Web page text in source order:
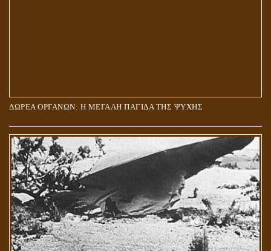
ΔΩΡΕΑ ΟΡΓΑΝΩΝ: Η ΜΕΓΑΛΗ ΠΑΓΙΔΑ ΤΗΣ ΨΥΧΗΣ